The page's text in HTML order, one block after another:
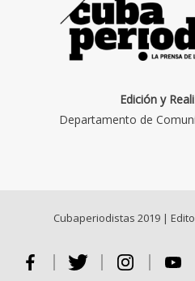
Edición y
Departamento de
Cubaperiodistas 2019 |